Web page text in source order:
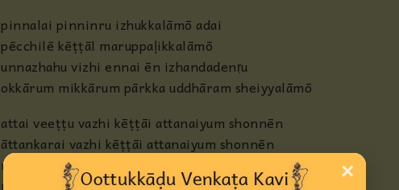
pinnalai pinninru izhukkalāmō adai
pēcchilē kēṭṭāl maruppaḷikkalāmō
unnazhahu vizhi ennai ēn izhandadenṛu
okkārum mikkārum pārkka uddhāram sheiyyalāmō
attai veeṭṭu vazhi kēṭṭāi attanaiyum shonnēn
āttankarai vazhi kēṭṭāi attanaiyum shonnēn
muttattukku vazhi kēṭṭāl nān enna sheivēn
mōham taru pēcchu ellām vēnḍāmini shonnēn
×